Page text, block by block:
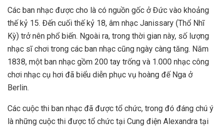
Các ban nhạc được cho là có nguồn gốc ở Đức vào khoảng
thế kỷ 15. Đến cuối thế kỷ 18, âm nhạc Janissary (Thổ Nhĩ
Kỳ) trở nên phổ biến. Ngoài ra, trong thời gian này, số lượng
nhạc sĩ chơi trong các ban nhạc cũng ngày càng tăng. Năm
1838, một ban nhạc gồm 200 tay trống và 1.000 nhạc công
chơi nhạc cụ hơi đã biểu diễn phục vụ hoàng đế Nga ở
Berlin.
Các cuộc thi ban nhạc đã được tổ chức, trong đó đáng chú ý
là những cuộc thi được tổ chức tại Cung điện Alexandra tại